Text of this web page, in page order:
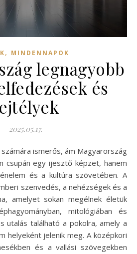
, MINDENNAPOK
legnagyobb
és
2025.05.17.
csupán egy ijesztő képzet, hanem
és a kultúra szövetében. A
szenvedés, a nehézségek és a
amelyet sokan megélnek életük
mitológiában és
utalás található a pokolra, amely a
helyeként jelenik meg. A középkori
és a vallási szövegekben